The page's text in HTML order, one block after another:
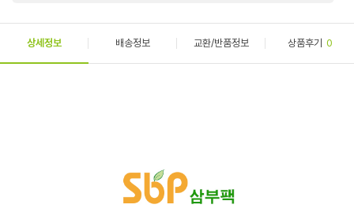
상세정보 배송정보 교환/반품정보 상품후기 0